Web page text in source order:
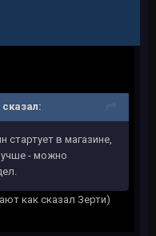
стартует в магазине,
- можно
как сказал Зерти)